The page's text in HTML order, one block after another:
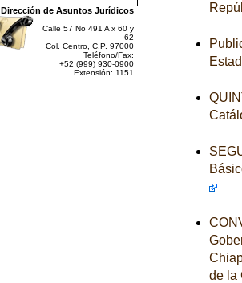
Dirección de Asuntos Jurídicos
Calle 57 No 491 A x 60 y
62
Col. Centro, C.P. 97000
Teléfono/Fax:
+52 (999) 930-0900
Extensión: 1151
de la